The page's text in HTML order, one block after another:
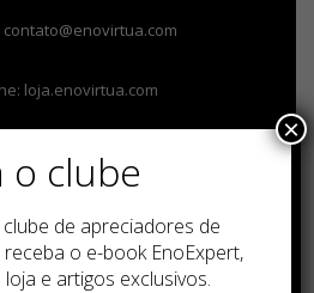
contato@enovirtua.com
loja.enovirtua.com
o clube
de apreciadores de
o e-book EnoExpert,
e artigos exclusivos.
×